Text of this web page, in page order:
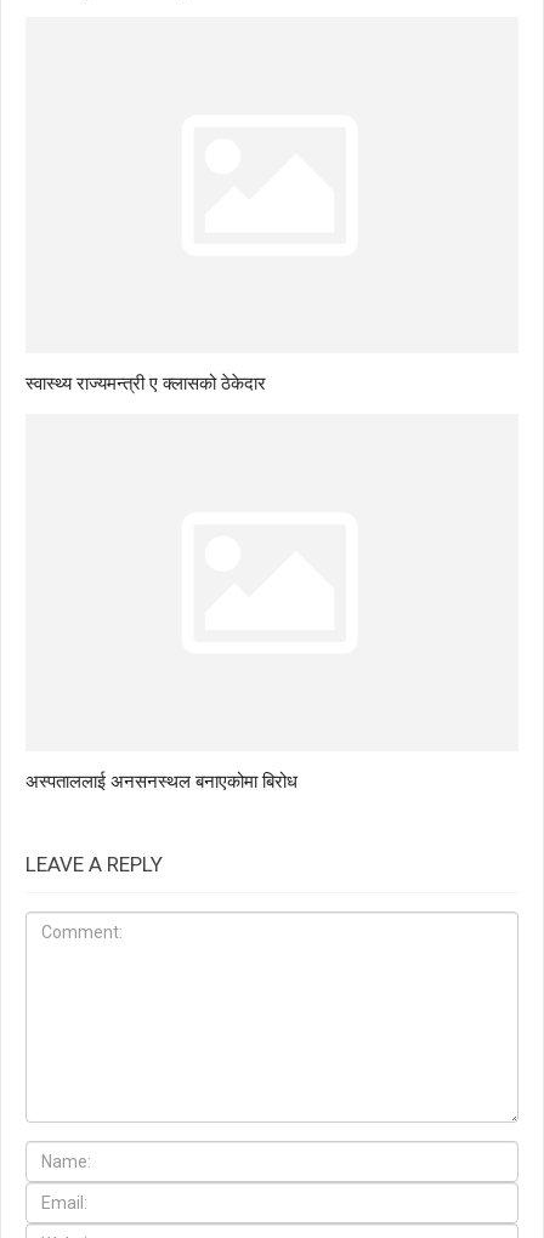
स्वास्थ्य राज्यमन्त्री ए क्लासको ठेकेदार
अस्पताललाई अनसनस्थल बनाएकोमा बिरोध
LEAVE A REPLY